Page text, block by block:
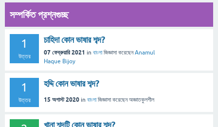
সম্পর্কিত প্রশ্নগুচ্ছ
1
উত্তর
চাহিদা কোন ভাষার শব্দ?
07 ফেব্রুয়ারি 2021 in বাংলা জিজ্ঞাসা করেছেনAnamul
Haque Bijoy
1
উত্তর
হদ্দি কোন ভাষার শব্দ?
15 অগাস্ট 2020 in বাংলা জিজ্ঞাসা করেছেনঅজ্ঞাতকুলশীল
খানা শব্দটি কোন ভাষার শব্দ?